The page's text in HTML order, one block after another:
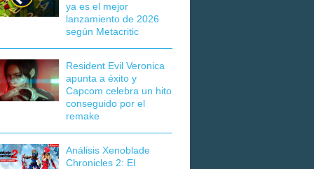
ya es el mejor
lanzamiento de 2026
según Metacritic
Resident Evil Veronica
apunta a éxito y
Capcom celebra un hito
conseguido por el
remake
Análisis Xenoblade
Chronicles 2: El